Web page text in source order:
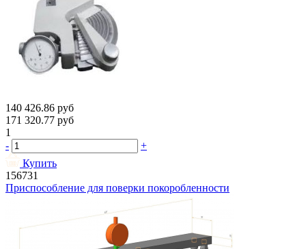
140 426.86 руб
171 320.77 руб
1
-
+
Купить
156731
Приспособление для поверки покоробленности